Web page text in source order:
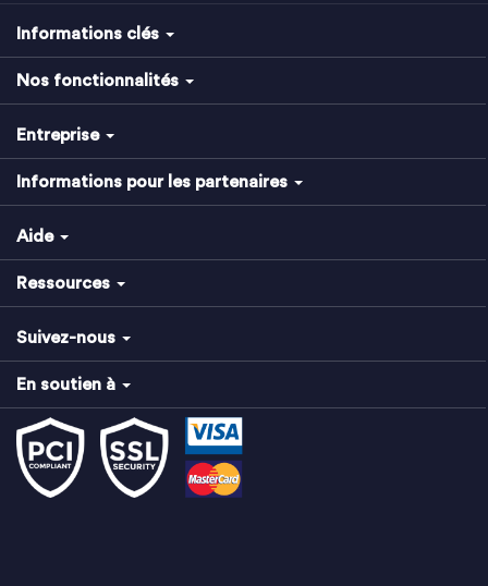
Informations clés
Nos fonctionnalités
Entreprise
Informations pour les partenaires
Aide
Ressources
Suivez-nous
En soutien à